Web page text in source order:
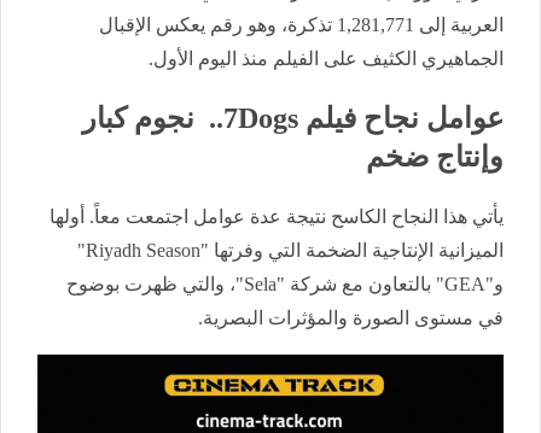
العربية إلى 1,281,771 تذكرة، وهو رقم يعكس الإقبال
الجماهيري الكثيف على الفيلم منذ اليوم الأول.
عوامل نجاح فيلم 7Dogs.. نجوم كبار
وإنتاج ضخم
يأتي هذا النجاح الكاسح نتيجة عدة عوامل اجتمعت معاً. أولها
الميزانية الإنتاجية الضخمة التي وفرتها "Riyadh Season"
و"GEA" بالتعاون مع شركة "Sela"، والتي ظهرت بوضوح
في مستوى الصورة والمؤثرات البصرية.